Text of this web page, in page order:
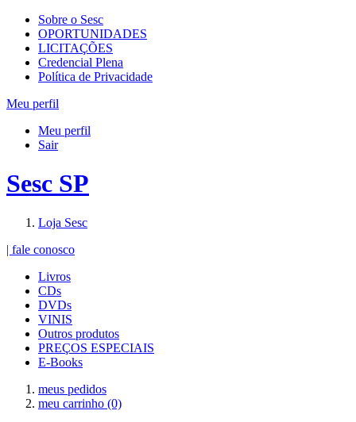
Sobre o Sesc
OPORTUNIDADES
LICITAÇÕES
Credencial Plena
Política de Privacidade
Meu perfil
Meu perfil
Sair
Sesc SP
Loja Sesc
| fale conosco
Livros
CDs
DVDs
VINIS
Outros produtos
PREÇOS ESPECIAIS
E-Books
meus pedidos
meu carrinho (0)